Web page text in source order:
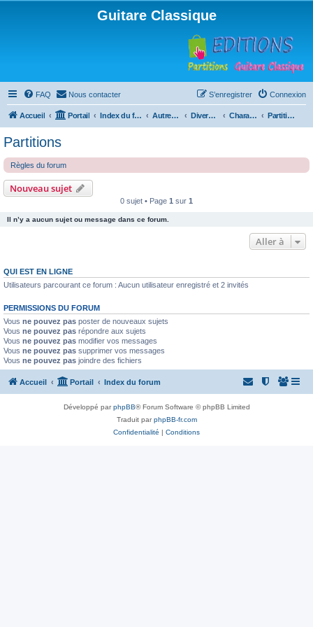
Guitare Classique
FAQ Nous contacter Connexion
S’enregistrer
Accueil Portail Index du forum Autres instruments à cordes pincées, ou styles Divers instruments Charango Partitions
Partitions
Règles du forum
Nouveau sujet
0 sujet • Page 1 sur 1
Il n’y a aucun sujet ou message dans ce forum.
Aller à
QUI EST EN LIGNE
Utilisateurs parcourant ce forum : Aucun utilisateur enregistré et 2 invités
PERMISSIONS DU FORUM
Vous ne pouvez pas poster de nouveaux sujets
Vous ne pouvez pas répondre aux sujets
Vous ne pouvez pas modifier vos messages
Vous ne pouvez pas supprimer vos messages
Vous ne pouvez pas joindre des fichiers
Accueil Portail Index du forum
Développé parphpBB® Forum Software © phpBB Limited
Traduit parphpBB-fr.com
Confidentialité | Conditions